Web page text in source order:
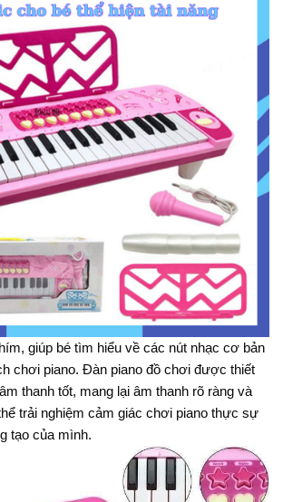
giúp bé tìm hiểu về các nút nhạc cơ bản
chơi piano. Đàn piano đồ chơi được thiết
thanh tốt, mang lại âm thanh rõ ràng và
trải nghiệm cảm giác chơi piano thực sự
tạo của mình.